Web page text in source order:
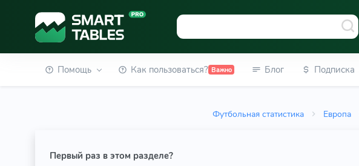
Помощь Как пользоваться? Важно Блог Подписка
Футбольная статистика Европа
Первый раз в этом разделе?